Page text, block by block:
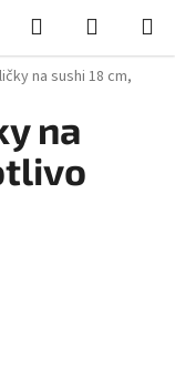
Hľadať
KOŠÍK
na sushi 18 cm,
na